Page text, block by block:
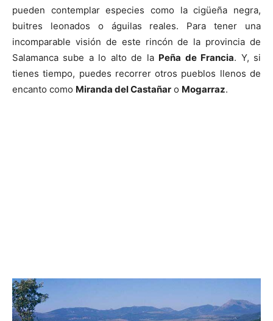
pueden contemplar especies como la cigüeña negra,
buitres leonados o águilas reales. Para tener una
incomparable visión de este rincón de la provincia de
Salamanca sube a lo alto de la Peña de Francia. Y, si
tienes tiempo, puedes recorrer otros pueblos llenos de
encanto como Miranda del Castañar o Mogarraz.